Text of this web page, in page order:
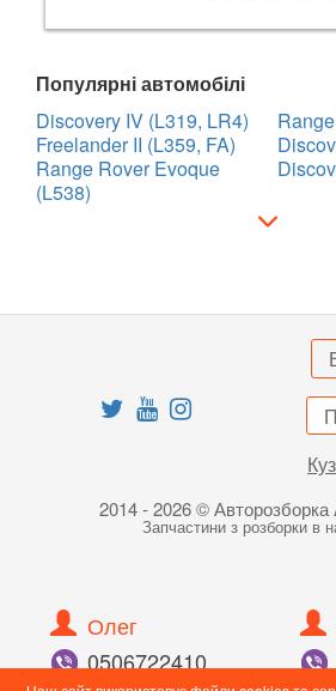
Популярні автомобілі
Discovery IV (L319, LR4)
Freelander II (L359, FA)
Range Rover Evoque
(L538)
2014 - 2026 © Авторозборка
Запчастини з розборки в
Олег
0506722410